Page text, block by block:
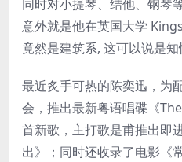
同时对小提琴、结他、钢琴
意外就是他在英国大学
竟然是建筑系, 这可以说是知
最近炙手可热的陈奕迅，为
会，推出最新粤语唱碟《
首新歌，主打歌是甫推出即
出》；同时还收录了电影《